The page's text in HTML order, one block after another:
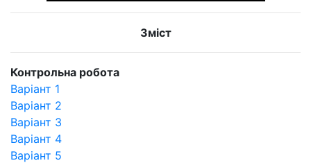
Зміст
Контрольна робота
Варіант 1
Варіант 2
Варіант 3
Варіант 4
Варіант 5